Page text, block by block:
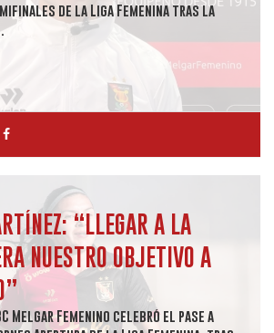
de la Liga Femenina tras la
“LLEGAR A LA
NUESTRO OBJETIVO A
Melgar Femenino celebró el pase a